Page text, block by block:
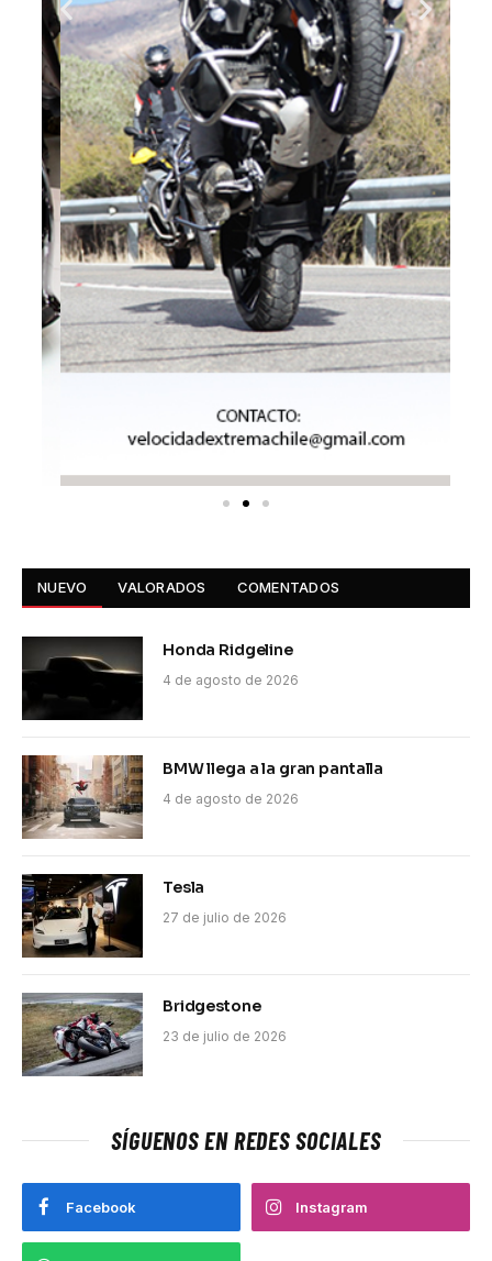
NUEVO VALORADOS COMENTADOS
Honda Ridgeline
4 de agosto de 2026
BMW llega a la gran pantalla
4 de agosto de 2026
Tesla
27 de julio de 2026
Bridgestone
23 de julio de 2026
SÍGUENOS EN REDES SOCIALES
Facebook Instagram